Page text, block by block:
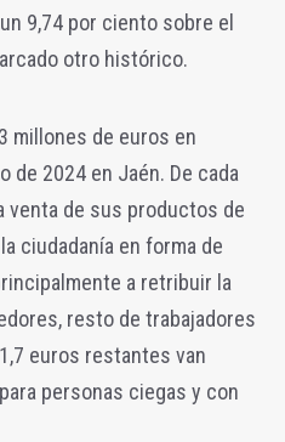
9,74 por ciento sobre el
otro histórico.
millones de euros en
de 2024 en Jaén. De cada
venta de sus productos de
ciudadanía en forma de
a retribuir la
resto de trabajadores
euros restantes van
personas ciegas y con